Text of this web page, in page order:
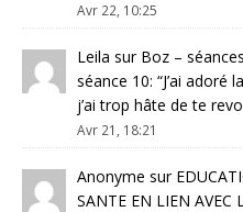
Avr 22, 10:25
Leila sur Boz –
séance 10: “J’ai adoré
j’ai trop hâte de te
Avr 21, 18:21
Anonyme sur
SANTE EN LIEN AVEC